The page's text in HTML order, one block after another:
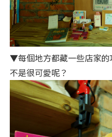
▼每個地方都藏一些店家的
不是很可愛呢？